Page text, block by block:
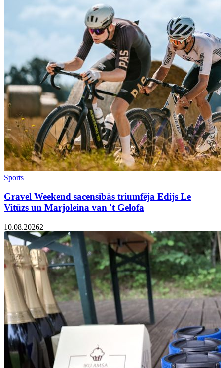
Sports
Gravel Weekend sacensībās triumfēja Edijs Le
Vitūzs un Marjoleina van 't Gelofa
10.08.20262